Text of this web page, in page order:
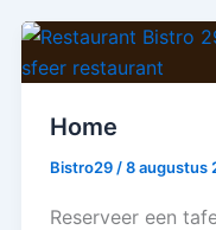
Home
Bistro29 /8 augustus
Reserveer een